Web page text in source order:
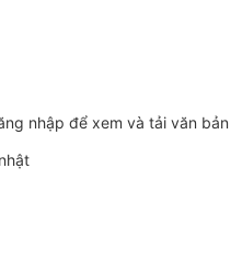
nhập để xem và tải văn bản